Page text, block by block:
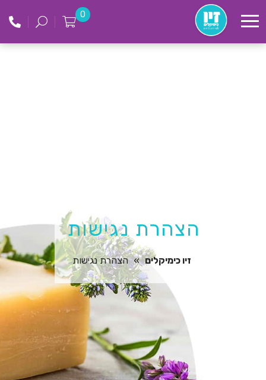
לתוכן
זיו
כימקילים
0
הצהרת נגישות
זיו כימיקלים » הצהרת נגישות